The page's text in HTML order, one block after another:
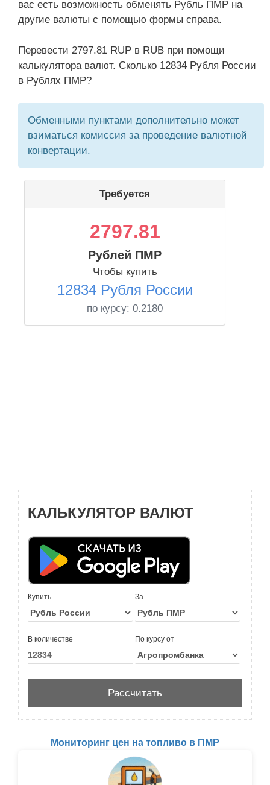
вас есть возможность обменять Рубль ПМР на
другие валюты с помощью формы справа.
Перевести 2797.81 RUP в RUB при помощи
калькулятора валют. Сколько 12834 Рубля России
в Рублях ПМР?
Обменными пунктами дополнительно может
взиматься комиссия за проведение валютной
конвертации.
Требуется
2797.81
Рублей ПМР
Чтобы купить
12834 Рубля России
по курсу: 0.2180
КАЛЬКУЛЯТОР ВАЛЮТ
Купить За
В количестве По курсу от
Мониторинг цен на топливо в ПМР